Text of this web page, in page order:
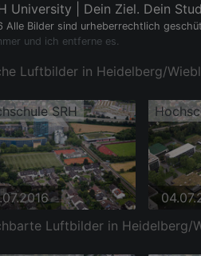
University | Dein Ziel. Dein
Alle Bilder sind urheberrechtlich
und ich entferne es.
Luftbilder in Heidelberg/
SRH
Luftbilder in Heidelberg/